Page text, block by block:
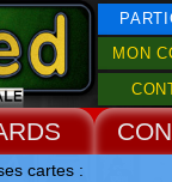
MON
cartes :